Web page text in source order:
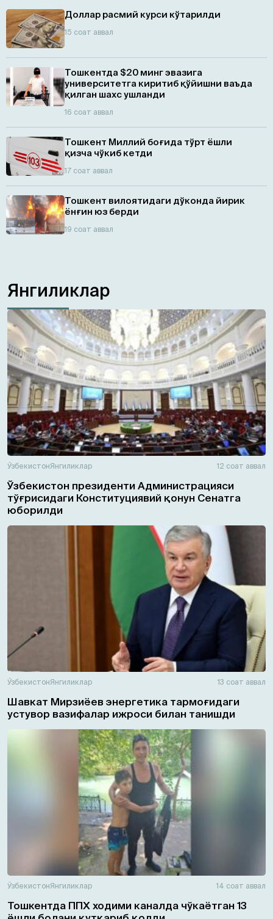
Доллар расмий курси кўтарилди
15 соат аввал
Тошкентда $20 минг эвазига
университетга киритиб қўйишни ваъда
қилган шахс ушланди
16 соат аввал
Тошкент Миллий боғида тўрт ёшли
қизча чўкиб кетди
17 соат аввал
Тошкент вилоятидаги дўконда йирик
ёнғин юз берди
19 соат аввал
Янгиликлар
ЎзбекистонЯнгиликлар 12 соат аввал
Ўзбекистон президенти Администрацияси
тўғрисидаги Конституциявий қонун Сенатга
юборилди
ЎзбекистонЯнгиликлар 13 соат аввал
Шавкат Мирзиёев энергетика тармоғидаги
устувор вазифалар ижроси билан танишди
ЎзбекистонЯнгиликлар 14 соат аввал
Тошкентда ППХ ходими каналда чўкаётган 13